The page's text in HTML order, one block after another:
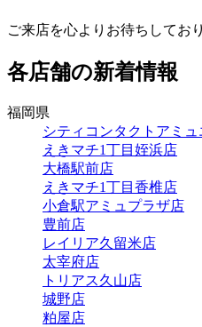
ご来店を心よりお待ちしてお
各店舗の新着情報
福岡県
シティコンタクトアミ
えきマチ1丁目姪浜店
大橋駅前店
えきマチ1丁目香椎店
小倉駅アミュプラザ店
豊前店
レイリア久留米店
太宰府店
トリアス久山店
城野店
粕屋店